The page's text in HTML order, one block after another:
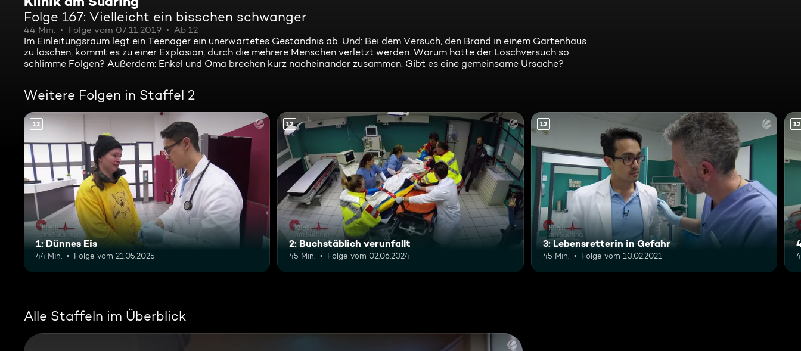
Folge 167: Vielleicht ein bisschen schwanger
44 Min. Folge vom 07.11.2019 Ab 12
Im Einleitungsraum legt ein Teenager ein unerwartetes Geständnis ab. Und: Bei dem Versuch, den Brand in einem Gartenhaus
zu löschen, kommt es zu einer Explosion, durch die mehrere Menschen verletzt werden. Warum hatte der Löschversuch so
schlimme Folgen? Außerdem: Enkel und Oma brechen kurz nacheinander zusammen. Gibt es eine gemeinsame Ursache?
Weitere Folgen in Staffel 2
12
1: Dünnes Eis
44 Min. Folge vom 21.05.2025
12
2: Buchstäblich verunfallt
45 Min. Folge vom 02.06.2024
12
3: Lebensretterin in Gefahr
45 Min. Folge vom 10.02.2021
12
Alle Staffeln im Überblick